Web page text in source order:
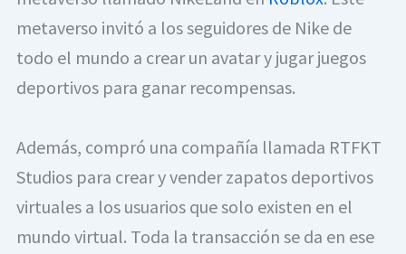
metaverso invitó a los seguidores de Nike de
todo el mundo a crear un avatar y jugar juegos
deportivos para ganar recompensas.
Además, compró una compañía llamada RTFKT
Studios para crear y vender zapatos deportivos
virtuales a los usuarios que solo existen en el
mundo virtual. Toda la transacción se da en ese